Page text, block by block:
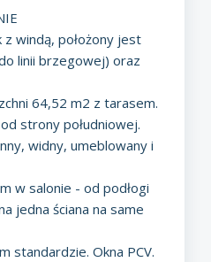
windą, położony jest
linii brzegowej) oraz
64,52 m2 z tarasem.
strony południowej.
widny, umeblowany i
w salonie - od podłogi
jedna ściana na same
standardzie. Okna PCV.